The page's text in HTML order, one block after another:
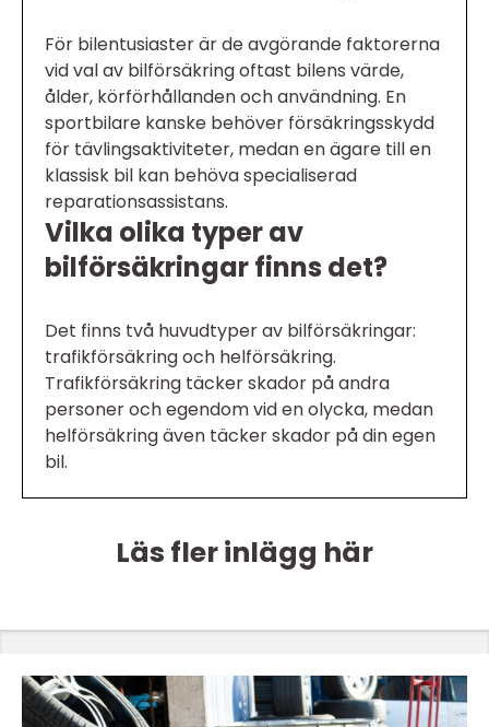
För bilentusiaster är de avgörande faktorerna
vid val av bilförsäkring oftast bilens värde,
ålder, körförhållanden och användning. En
sportbilare kanske behöver försäkringsskydd
för tävlingsaktiviteter, medan en ägare till en
klassisk bil kan behöva specialiserad
reparationsassistans.
Vilka olika typer av
bilförsäkringar finns det?
Det finns två huvudtyper av bilförsäkringar:
trafikförsäkring och helförsäkring.
Trafikförsäkring täcker skador på andra
personer och egendom vid en olycka, medan
helförsäkring även täcker skador på din egen
bil.
Läs fler inlägg här